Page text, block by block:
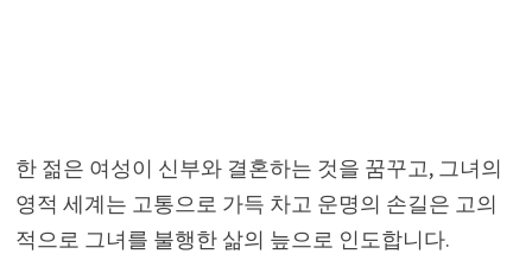
한 젊은 여성이 신부와 결혼하는 것을 꿈꾸고, 그녀의
영적 세계는 고통으로 가득 차고 운명의 손길은 고의
적으로 그녀를 불행한 삶의 늪으로 인도합니다.